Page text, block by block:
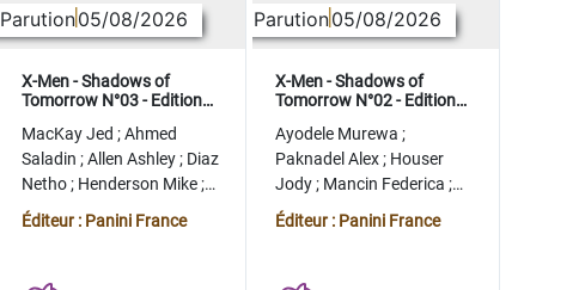
Parution05/08/2026
X-Men - Shadows of
Tomorrow N°03 - Edition
MacKay Jed ;Ahmed
Saladin ;Allen Ashley; Diaz
Netho; Henderson Mike;
Stegman Ryan
Éditeur : Panini France
Parution05/08/2026
X-Men - Shadows of
Tomorrow N°02 - Edition
Ayodele Murewa ;
Paknadel Alex; Houser
Jody; Mancin Federica ;
Antonio Roge
Éditeur : Panini France